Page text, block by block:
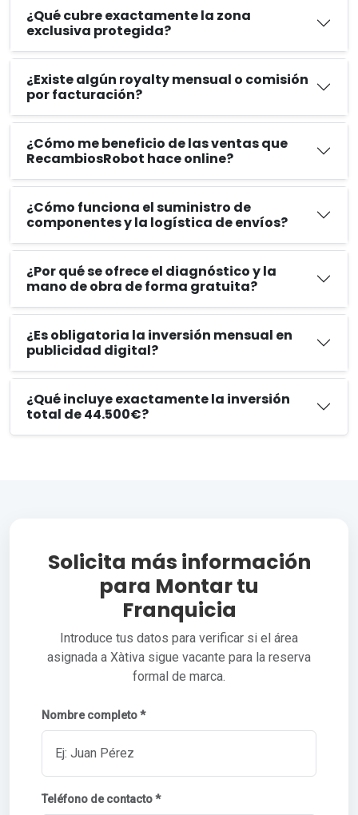
¿Qué cubre exactamente la zona
exclusiva protegida?
¿Existe algún royalty mensual o comisión
por facturación?
¿Cómo me beneficio de las ventas que
RecambiosRobot hace online?
¿Cómo funciona el suministro de
componentes y la logística de envíos?
¿Por qué se ofrece el diagnóstico y la
mano de obra de forma gratuita?
¿Es obligatoria la inversión mensual en
publicidad digital?
¿Qué incluye exactamente la inversión
total de 44.500€?
Solicita más información
para Montar tu
Franquicia
Introduce tus datos para verificar si el área
asignada a Xàtiva sigue vacante para la reserva
formal de marca.
Nombre completo *
Teléfono de contacto *